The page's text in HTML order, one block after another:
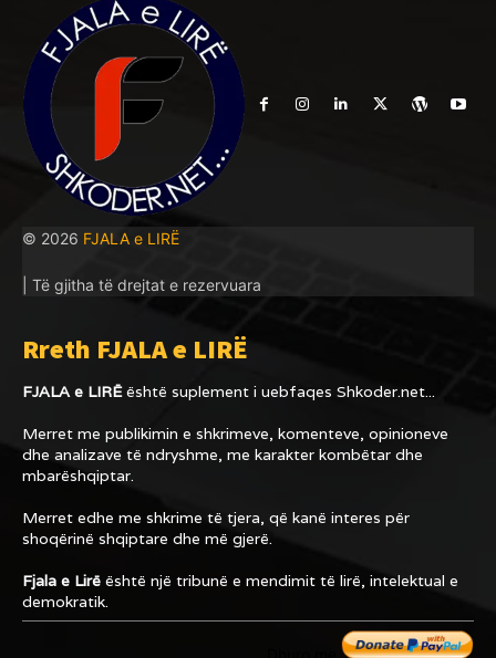
© 2026 FJALA e LIRË
| Të gjitha të drejtat e rezervuara
Rreth FJALA e LIRË
FJALA e LIRËështë suplement i uebfaqes Shkoder.net...
Merret me publikimin e shkrimeve, komenteve, opinioneve
dhe analizave të ndryshme, me karakter kombëtar dhe
mbarëshqiptar.
Merret edhe me shkrime të tjera, që kanë interes për
shoqërinë shqiptare dhe më gjerë.
Fjala e Lirë është një tribunë e mendimit të lirë, intelektual e
demokratik.